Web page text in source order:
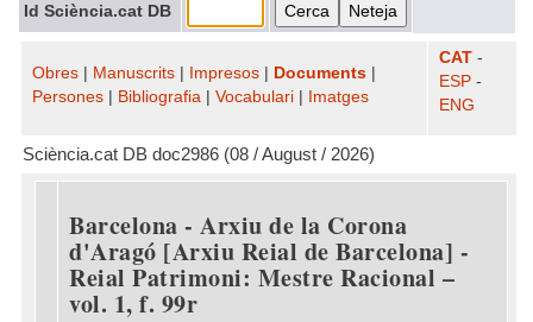
Id Sciència.cat DB
Obres Manuscrits Impresos Documents
Persones
Bibliografia Vocabulari Imatges
CAT -
ESP -
ENG
Sciència.cat DB doc2986 (08 / August / 2026)
Barcelona - Arxiu de la Corona
d'Aragó [Arxiu Reial de Barcelona] -
Reial Patrimoni: Mestre Racional –
vol. 1, f. 99r